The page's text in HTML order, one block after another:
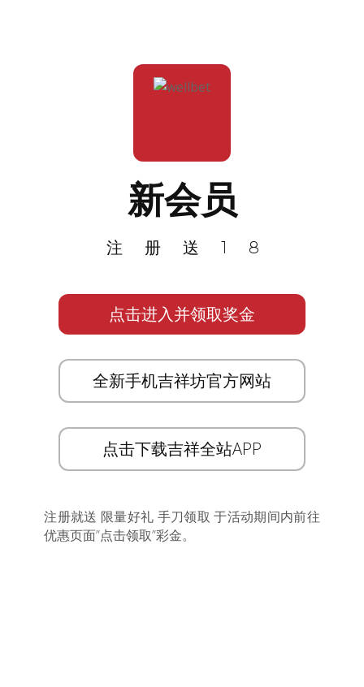
新会员
注册送18
点击进入并领取奖金
全新手机吉祥坊官方网站
点击下载吉祥全站APP
注册就送 限量好礼 手刀领取 于活动期间内前往
优惠页面”点击领取”彩金。